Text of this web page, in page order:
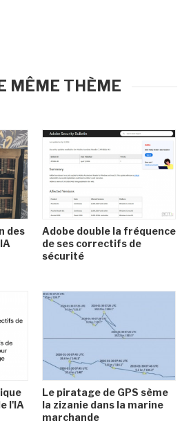
MÊME THÈME
des
Adobe double la fréquence
de ses correctifs de
sécurité
l'IA
Le piratage de GPS sème
la zizanie dans la marine
marchande